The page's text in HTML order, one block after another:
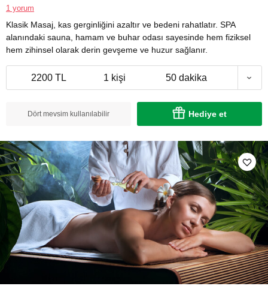
1 yorum
Klasik Masaj, kas gerginliğini azaltır ve bedeni rahatlatır. SPA
alanındaki sauna, hamam ve buhar odası sayesinde hem fiziksel
hem zihinsel olarak derin gevşeme ve huzur sağlanır.
2200 TL 1 kişi 50 dakika
Dört mevsim kullanılabilir Hediye et